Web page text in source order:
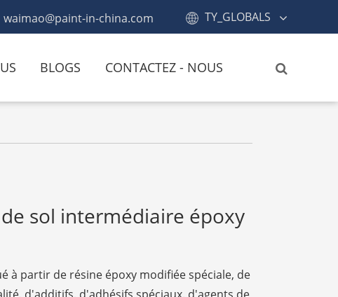
waimao@paint-in-china.com TY_GLOBALS
BLOGS CONTACTEZ - NOUS
sol intermédiaire époxy
à partir de résine époxy modifiée spéciale, de